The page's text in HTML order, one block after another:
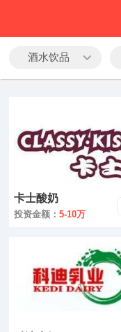
酒水饮品
卡士酸奶
投资金额： 5-10万
教育
休闲
家居
酒水饮品